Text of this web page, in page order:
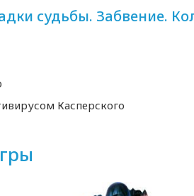
судьбы. Забвение.
Касперского